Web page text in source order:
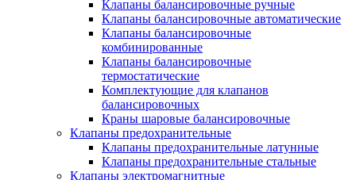
Клапаны балансировочные ручные
Клапаны балансировочные автоматические
Клапаны балансировочные
комбинированные
Клапаны балансировочные
термостатические
Комплектующие для клапанов
балансировочных
Краны шаровые балансировочные
Клапаны предохранительные
Клапаны предохранительные латунные
Клапаны предохранительные стальные
Клапаны электромагнитные